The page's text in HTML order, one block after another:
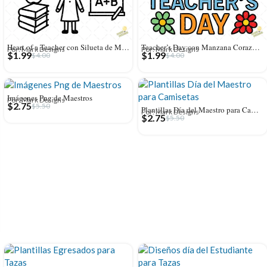
Heart of a Teacher con Silueta de Maestra y Pizarra – Vector y PNG 4K
Por: Mark Designs
$4.00
$1.99
Teacher’s Day con Manzana Corazón y Libros Apilados – Vector y PNG 4K
Por: Mark Designs
$4.00
$1.99
Imágenes Png de Maestros
Por: Mark Designs
$5.50
$2.75 Plantillas Día del Maestro para Camisetas
Por: Mark Designs
$5.50
$2.75